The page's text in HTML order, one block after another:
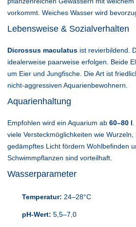
vorkommt. Weiches Wasser wird
Lebensweise & Sozialverhalten
Dicrossus maculatus ist revierbildend.
idealerweise paarweise erfolgen. Beide
um Eier und Jungfische. Die Art ist
nicht-aggressiven Aquarienbewohnern.
Aquarienhaltung
Empfohlen wird ein Aquarium ab 60–80 l
viele Versteckmöglichkeiten wie
gedämpftes Licht fördern Wohlbefinden
Schwimmpflanzen sind vorteilhaft.
Wasserparameter
Temperatur: 24–28°C
pH-Wert: 5,5–7,0